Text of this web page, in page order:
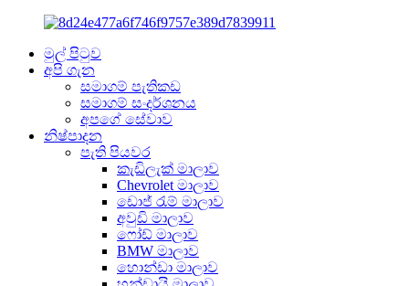
මුල් පිටුව
අපි ගැන
සමාගම් පැතිකඩ
සමාගම් සංදර්ශනය
අපගේ සේවාව
නිෂ්පාදන
පැති පියවර
කැඩිලැක් මාලාව
Chevrolet මාලාව
ඩොජ් රැම් මාලාව
අවුඩි මාලාව
ෆෝඩ් මාලාව
BMW මාලාව
හොන්ඩා මාලාව